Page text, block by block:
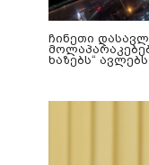
ჩინეთი
ხაზებს“ ავლებს